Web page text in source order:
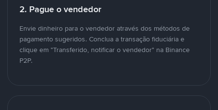
2. Pague o vendedor
Envie dinheiro para o vendedor através dos métodos de
pagamento sugeridos. Conclua a transação fiduciária e
clique em "Transferido, notificar o vendedor" na Binance
P2P.